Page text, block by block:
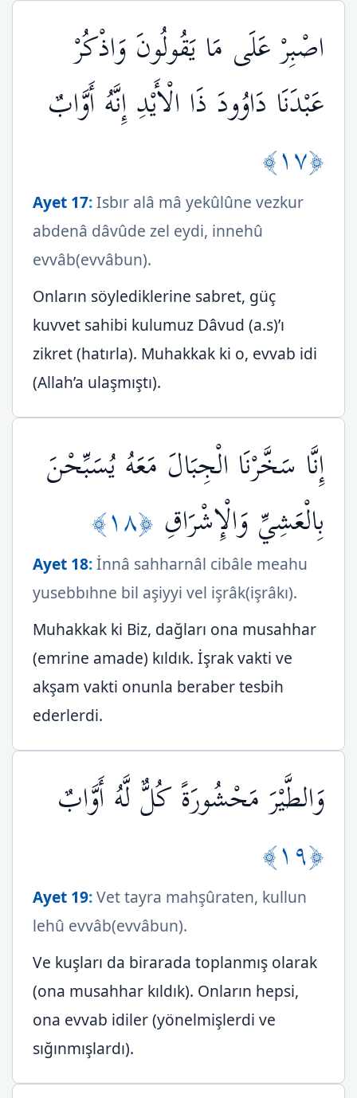
اصْبِرْ عَلَى مَا يَقُولُونَ وَاذْكُرْ
عَبْدَنَا دَاوُودَ ذَا الْأَيْدِ إِنَّهُ أَوَّابٌ
﴿١٧﴾
Ayet 17:Isbır alâ mâ yekûlûne vezkur
abdenâ dâvûde zel eydi, innehû
evvâb(evvâbun).
Onların söylediklerine sabret, güç
kuvvet sahibi kulumuz Dâvud (a.s)’ı
zikret (hatırla). Muhakkak ki o, evvab idi
(Allah’a ulaşmıştı).
إِنَّا سَخَّرْنَا الْجِبَالَ مَعَهُ يُسَبِّحْنَ
بِالْعَشِيِّ وَالْإِشْرَاقِ ﴿١٨﴾
Ayet 18:İnnâ sahharnâl cibâle meahu
yusebbıhne bil aşiyyi vel işrâk(işrâkı).
Muhakkak ki Biz, dağları ona musahhar
(emrine amade) kıldık. İşrak vakti ve
akşam vakti onunla beraber tesbih
ederlerdi.
وَالطَّيْرَ مَحْشُورَةً كُلٌّ لَّهُ أَوَّابٌ
﴿١٩﴾
Ayet 19:Vet tayra mahşûraten, kullun
lehû evvâb(evvâbun).
Ve kuşları da birarada toplanmış olarak
(ona musahhar kıldık). Onların hepsi,
ona evvab idiler (yönelmişlerdi ve
sığınmışlardı).